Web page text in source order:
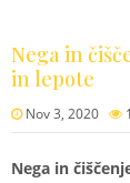
Nega in
in lepote
Nov 3, 2020
Nega in